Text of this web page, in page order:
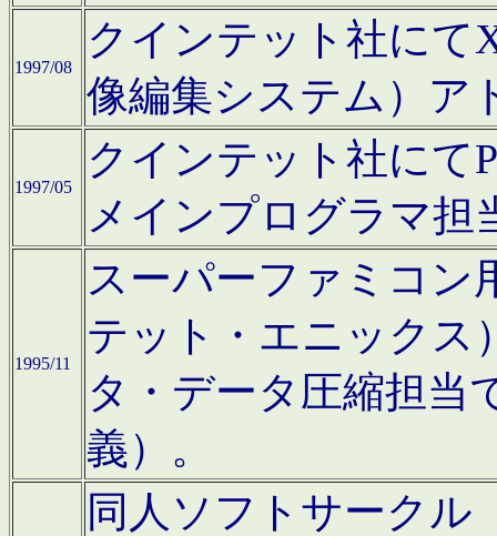
1997/08
クインテット社にて
像編集システム）ア
1997/05
クインテット社にて
メインプログラマ担
1995/11
スーパーファミコン
テット・エニックス
タ・データ圧縮担当
義）。
同人ソフトサークル